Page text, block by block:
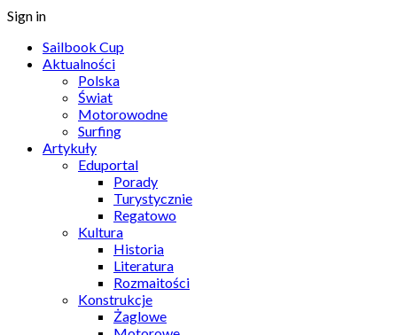
Sign in
Sailbook Cup
Aktualności
Polska
Świat
Motorowodne
Surfing
Artykuły
Eduportal
Porady
Turystycznie
Regatowo
Kultura
Historia
Literatura
Rozmaitości
Konstrukcje
Żaglowe